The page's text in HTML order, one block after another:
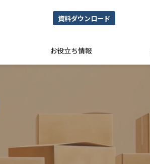
資料ダウンロード
お役立ち情報